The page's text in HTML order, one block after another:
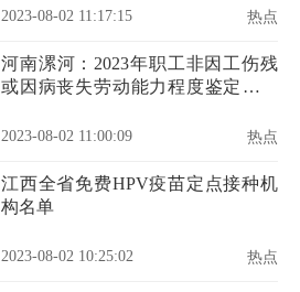
2023-08-02 11:17:15 热点
河南漯河：2023年职工非因工伤残
或因病丧失劳动能力程度鉴定工作
2023-08-02 11:00:09 热点
江西全省免费HPV疫苗定点接种机
构名单
2023-08-02 10:25:02 热点